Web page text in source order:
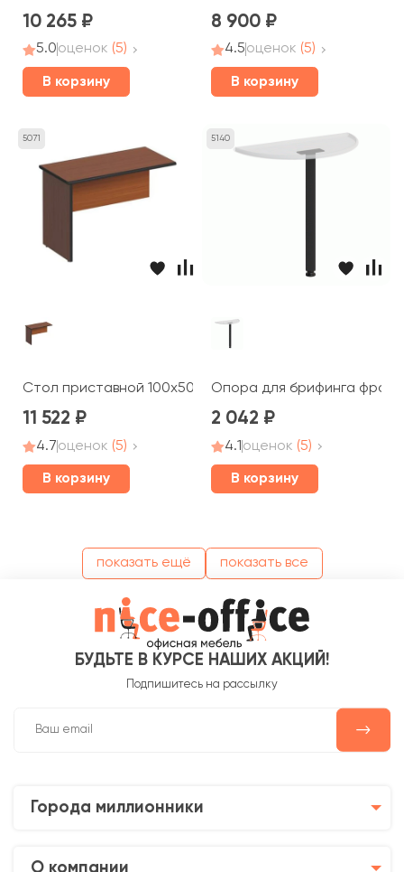
10 265
5.0оценок (5)
В корзину
8 900
4.5оценок (5)
В корзину
5071
Стол приставной 100x50x66 ДР 165 Дин-Р
11 522
4.7оценок (5)
В корзину
5140
Опора для брифинга
2 042
4.1 оценок (5)
В корзину
показать ещё показать все
БУДЬТЕ В КУРСЕ НАШИХ АКЦИЙ!
Подпишитесь на рассылку
Города миллионники
О компании